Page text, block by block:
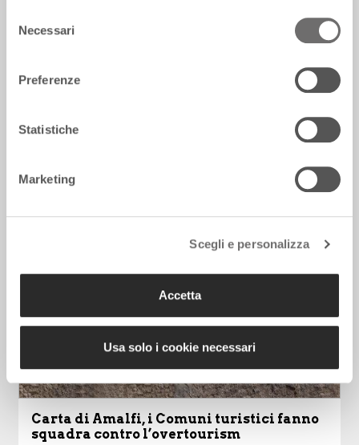
delNecessari
Preferenze
Statistiche
Marketing
Scegli e personalizza
Accetta
Usa solo i cookie necessari
Carta di Amalfi, i Comuni turistici fanno
squadra contro l’overtourism